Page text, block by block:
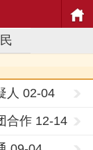
人 02-04
合作 12-14